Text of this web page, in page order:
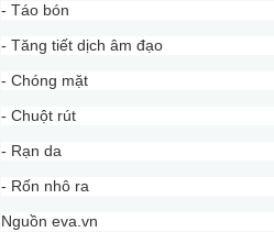
- Táo bón
- Tăng tiết dịch âm đạo
- Chóng mặt
- Chuột rút
- Rạn da
- Rốn nhô ra
Nguồn eva.vn